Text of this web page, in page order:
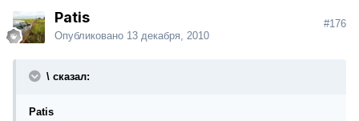
Patis
Опубликовано 13 декабря, 2010
#176
\ сказал:
Patis